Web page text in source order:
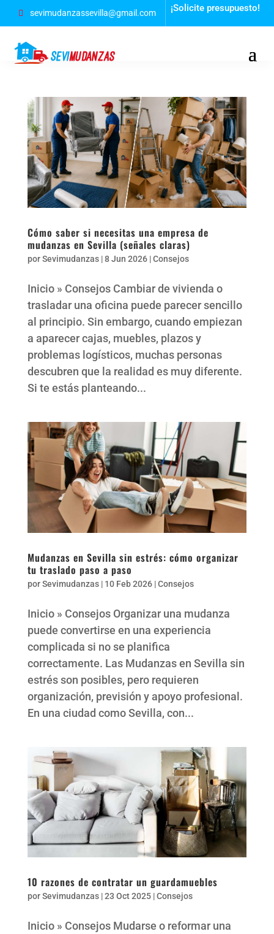
sevimudanzassevilla@gmail.com ¡Solicite presupuesto!
Cómo saber si necesitas una empresa de
mudanzas en Sevilla (señales claras)
porSevimudanzas|8 Jun 2026|Consejos
Inicio » Consejos Cambiar de vivienda o
trasladar una oficina puede parecer sencillo
al principio. Sin embargo, cuando empiezan
a aparecer cajas, muebles, plazos y
problemas logísticos, muchas personas
descubren que la realidad es muy diferente.
Si te estás planteando...
Mudanzas en Sevilla sin estrés: cómo organizar
tu traslado paso a paso
porSevimudanzas| 10 Feb 2026|Consejos
Inicio » Consejos Organizar una mudanza
puede convertirse en una experiencia
complicada si no se planifica
correctamente. Las Mudanzas en Sevilla sin
estrés son posibles, pero requieren
organización, previsión y apoyo profesional.
En una ciudad como Sevilla, con...
10 razones de contratar un guardamuebles
porSevimudanzas|23 Oct 2025|Consejos
Inicio » Consejos Mudarse o reformar una